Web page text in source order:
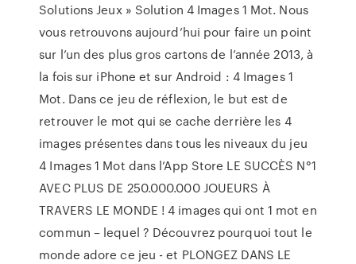
Solutions Jeux » Solution 4 Images 1 Mot. Nous
vous retrouvons aujourd’hui pour faire un point
sur l’un des plus gros cartons de l’année 2013, à
la fois sur iPhone et sur Android : 4 Images 1
Mot. Dans ce jeu de réflexion, le but est de
retrouver le mot qui se cache derrière les 4
images présentes dans tous les niveaux du jeu
‎4 Images 1 Mot dans l’App Store ‎LE SUCCÈS N°1
AVEC PLUS DE 250.000.000 JOUEURS À
TRAVERS LE MONDE ! 4 images qui ont 1 mot en
commun – lequel ? Découvrez pourquoi tout le
monde adore ce jeu - et PLONGEZ DANS LE